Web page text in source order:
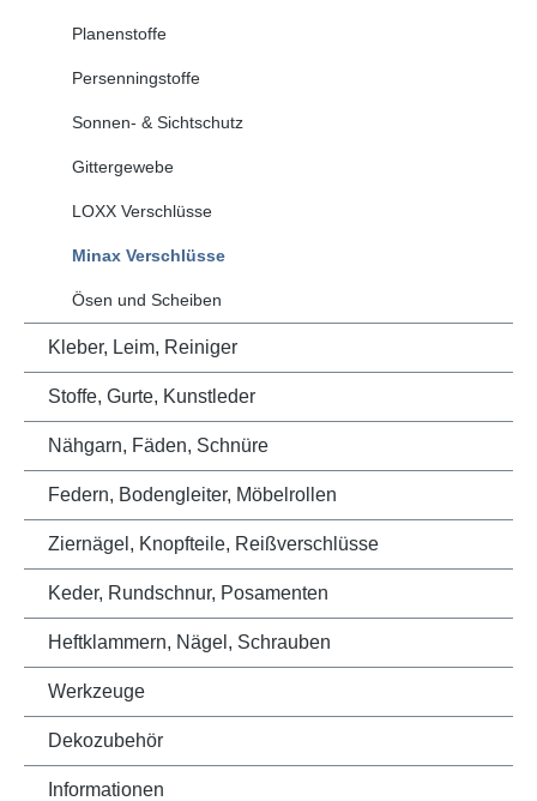
Planenstoffe
Persenningstoffe
Sonnen- & Sichtschutz
Gittergewebe
LOXX Verschlüsse
Minax Verschlüsse
Ösen und Scheiben
Kleber, Leim, Reiniger
Stoffe, Gurte, Kunstleder
Nähgarn, Fäden, Schnüre
Federn, Bodengleiter, Möbelrollen
Ziernägel, Knopfteile, Reißverschlüsse
Keder, Rundschnur, Posamenten
Heftklammern, Nägel, Schrauben
Werkzeuge
Dekozubehör
Informationen